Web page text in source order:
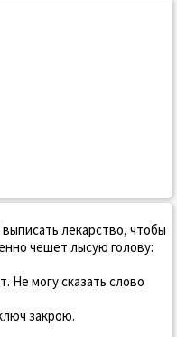
лекарство, чтобы
чешет лысую голову:
Не могу сказать слово
закрою.